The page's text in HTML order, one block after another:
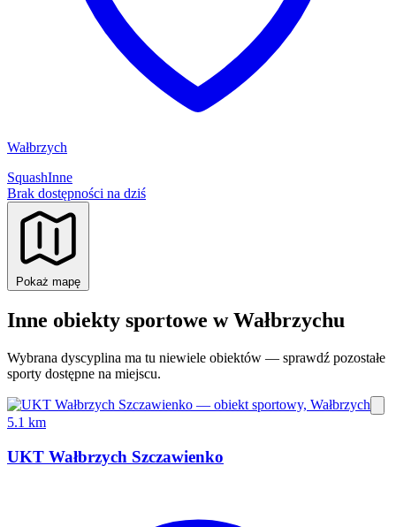
Wałbrzych
SquashInne
Brak dostępności na dziś
Pokaż mapę
Inne obiekty sportowe w Wałbrzychu
Wybrana dyscyplina ma tu niewiele obiektów — sprawdź pozostałe
sporty dostępne na miejscu.
5.1 km
UKT Wałbrzych Szczawienko